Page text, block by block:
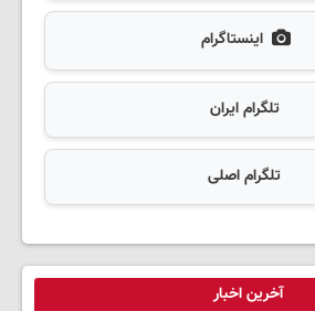
اینستاگرام
تلگرام ایران
تلگرام اصلی
آخرین اخبار